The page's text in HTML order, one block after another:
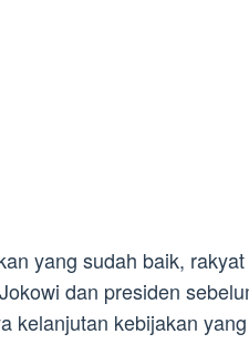
yang sudah baik,
dan presiden
kelanjutan kebijakan